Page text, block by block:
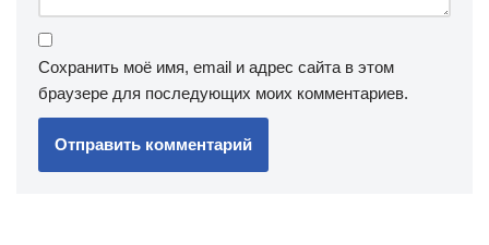
Сохранить моё имя, email и адрес сайта в этом
браузере для последующих моих комментариев.